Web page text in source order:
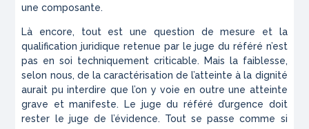
une composante.
Là encore, tout est une question de mesure et la
qualification juridique retenue par le juge du référé n’est
pas en soi techniquement criticable. Mais la faiblesse,
selon nous, de la caractérisation de l’atteinte à la dignité
aurait pu interdire que l’on y voie en outre une atteinte
grave etmanifeste. Le juge du référé d’urgence doit
rester le juge de l’évidence. Tout se passe comme si